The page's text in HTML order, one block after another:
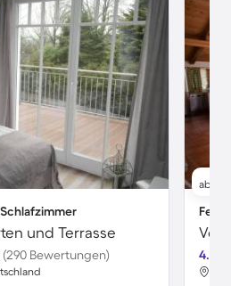
Schlafzimmer
und Terrasse
(290 Bewertungen)
ab
4.6